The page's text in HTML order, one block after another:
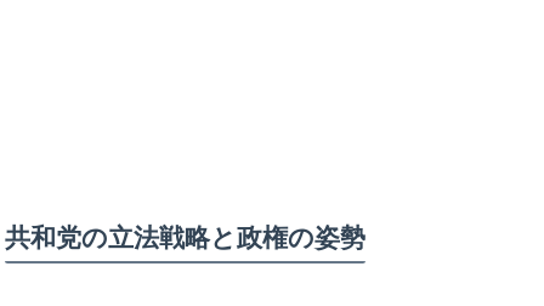
共和党の立法戦略と政権の姿勢